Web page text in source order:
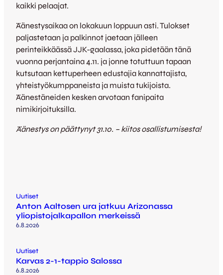
kaikki pelaajat.
Äänestysaikaa on lokakuun loppuun asti. Tulokset
paljastetaan ja palkinnot jaetaan jälleen
perinteikkäässä JJK-gaalassa, joka pidetään tänä
vuonna perjantaina 4.11. ja jonne totuttuun tapaan
kutsutaan kettuperheen edustajia kannattajista,
yhteistyökumppaneista ja muista tukijoista.
Äänestäneiden kesken arvotaan fanipaita
nimikirjoituksilla.
Äänestys on päättynyt 31.10. – kiitos osallistumisesta!
Uutiset
Anton Aaltosen ura jatkuu Arizonassa
yliopistojalkapallon merkeissä
6.8.2026
Uutiset
Karvas 2-1-tappio Salossa
6.8.2026